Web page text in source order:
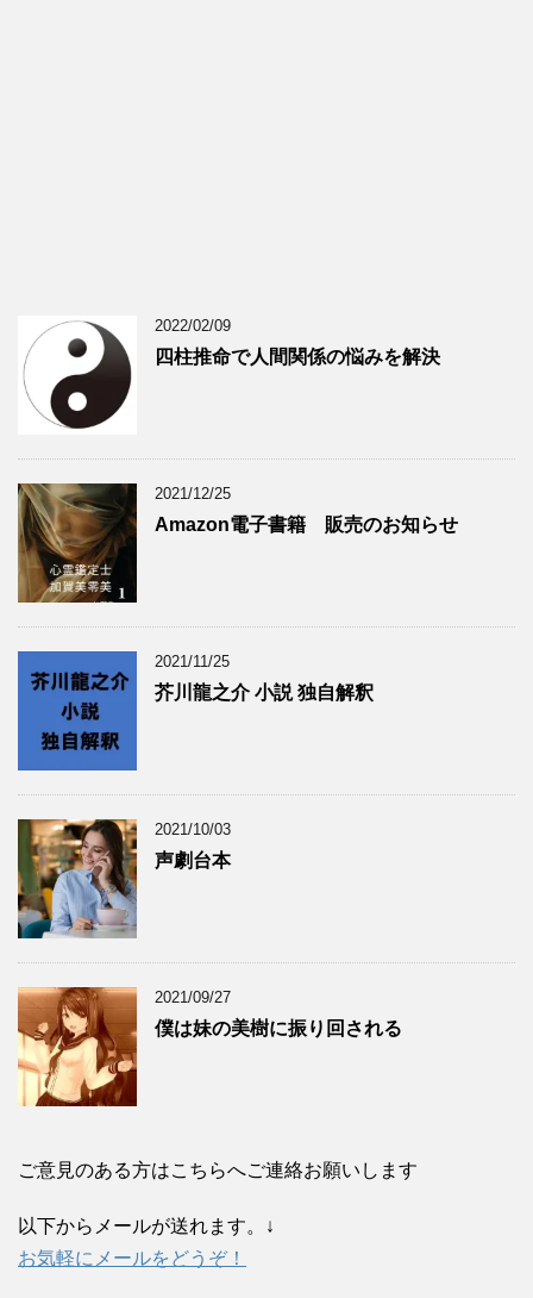
2022/02/09
四柱推命で人間関係の悩みを解決
2021/12/25
Amazon電子書籍 販売のお知らせ
2021/11/25
芥川龍之介 小説 独自解釈
2021/10/03
声劇台本
2021/09/27
僕は妹の美樹に振り回される
ご意見のある方はこちらへご連絡お願いします
以下からメールが送れます。↓
お気軽にメールをどうぞ！